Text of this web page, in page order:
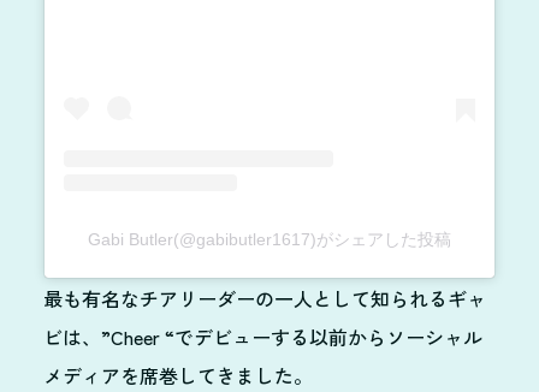
Gabi Butler(@gabibutler1617)がシェアした投稿
最も有名なチアリーダーの一人として知られるギャ
ビは、”Cheer “でデビューする以前からソーシャル
メディアを席巻してきました。